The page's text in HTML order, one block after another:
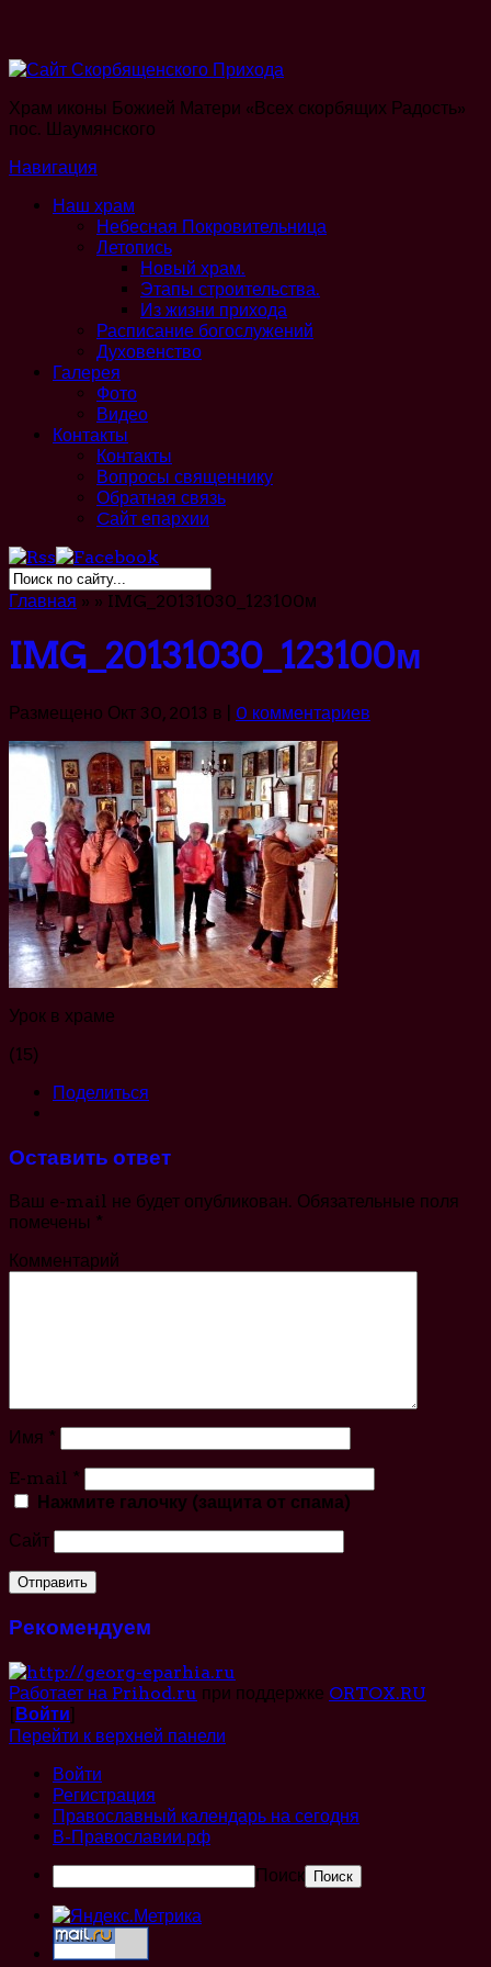
Храм иконы Божией Матери «Всех скорбящих Радость»
пос. Шаумянского
Навигация
Наш храм
Небесная Покровительница
Летопись
Новый храм.
Этапы строительства.
Из жизни прихода
Расписание богослужений
Духовенство
Галерея
Фото
Видео
Контакты
Контакты
Вопросы священнику
Обратная связь
Cайт епархии
Главная » » IMG_20131030_123100м
IMG_20131030_123100м
Размещено Окт 30, 2013 в | 0 комментариев
Урок в храме
(15)
Поделиться
Оставить ответ
Ваш e-mail не будет опубликован. Обязательные поля
помечены *
Комментарий
Имя *
E-mail *
Нажмите галочку (защита от спама)
Сайт
Рекомендуем
Работает на Prihod.ru при поддержке ORTOX.RU
[Войти]
Перейти к верхней панели
Войти
Регистрация
Православный календарь на сегодня
В-Православии.рф
Поиск